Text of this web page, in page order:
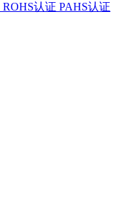
ROHS认证 PAHS认证